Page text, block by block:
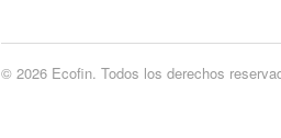
ganar
hoy
© 2026 Ecofin. Todos los derechos